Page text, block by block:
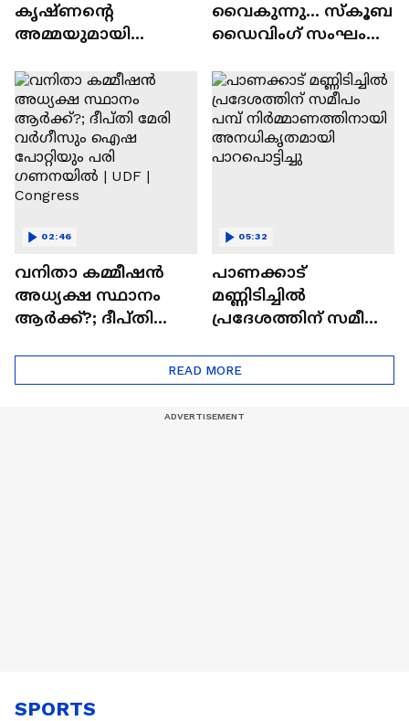
കൃഷ്ണൻ്റെ
അമ്മയുമായി
'ഡിമാൻ്റ് പരാമർശം;
ഉദ്യോഗസ്ഥയെ
സ്ഥലംമാറ്റി|Kollam
വൈകുന്നു... സ്‌കൂബ
ഡൈവിംഗ് സംഘം
മുതലപ്പൊഴിയിൽ
തെരച്ചിൽ വൈകുന്നു
| Fishermen
വനിതാ കമ്മീഷൻ
അധ്യക്ഷ സ്ഥാനം
ആർക്ക്?; ദീപ്തി
ഐഷ പോറ്റിയും പരി​
ഗണനയിൽ | UDF |
02:46
പാണക്കാട്
മണ്ണിടിച്ചില്‍
പ്രദേശത്തിന് സമീപം
നിര്‍മ്മാണത്തിനായി
അനധികൃതമായി
05:32
READ MORE
SPORTS